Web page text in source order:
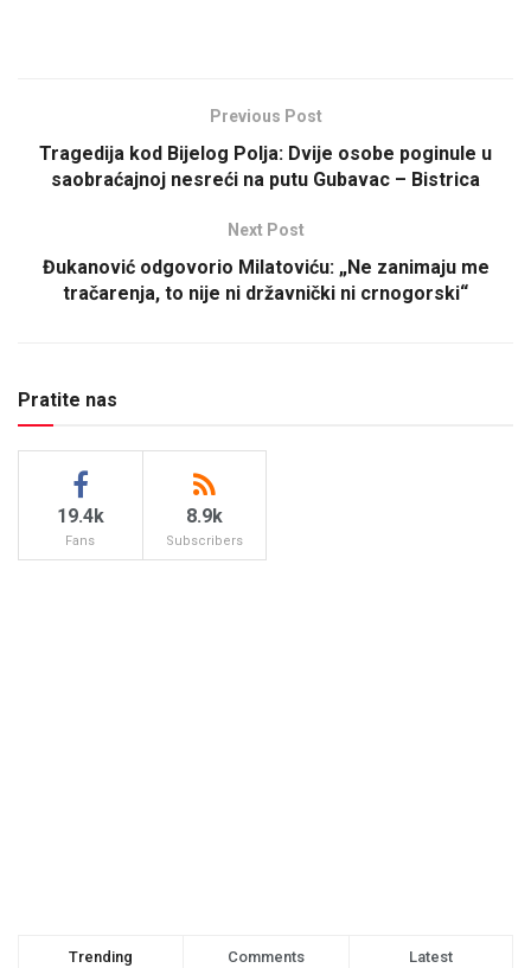
Previous Post
Tragedija kod Bijelog Polja: Dvije osobe poginule u
saobraćajnoj nesreći na putu Gubavac – Bistrica
Next Post
Đukanović odgovorio Milatoviću: „Ne zanimaju me
tračarenja, to nije ni državnički ni crnogorski“
Pratite nas
19.4k
Fans
8.9k
Subscribers
Trending Comments Latest